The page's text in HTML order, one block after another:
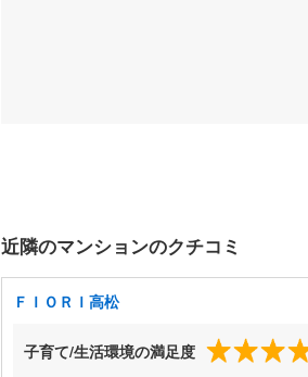
近隣のマンションのクチコミ
ＦＩＯＲＩ高松
子育て/生活環境の満足度